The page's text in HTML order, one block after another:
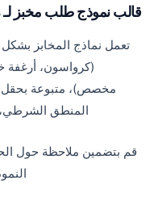
قالب نموذج طلب مخبز لـ Google Forms
تعمل نماذج المخابز بشكل
(كرواسون، أرغفة
مخصص)، متبوعة بحقل
المنطق الشرطي،
قم بتضمين ملاحظة حول